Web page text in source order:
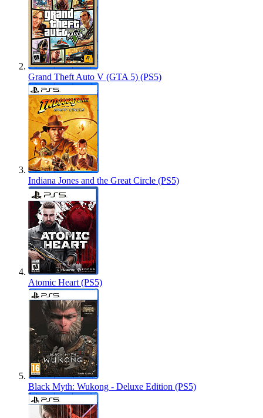
Grand Theft Auto V (GTA 5) (PS5)
Indiana Jones and the Great Circle (PS5)
Atomic Heart (PS5)
Black Myth: Wukong - Deluxe Edition (PS5)